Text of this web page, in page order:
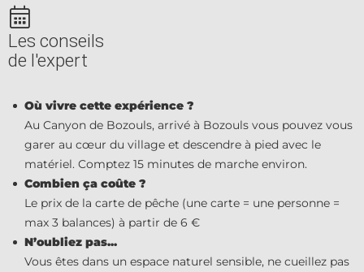
Les conseils
de l'expert
Où vivre cette expérience ?
Au Canyon de Bozouls, arrivé à Bozouls vous pouvez vous
garer au cœur du village et descendre à pied avec le
matériel. Comptez 15 minutes de marche environ.
Combien ça coûte ?
Le prix de la carte de pêche (une carte = une personne =
max 3 balances) à partir de 6 €
N’oubliez pas...
Vous êtes dans un espace naturel sensible, ne cueillez pas